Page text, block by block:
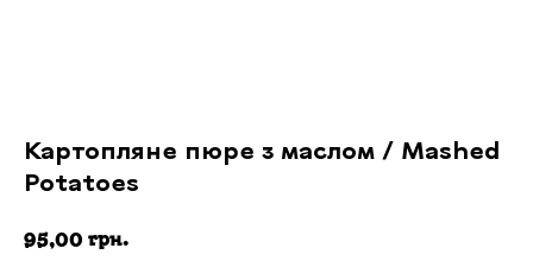
Картопляне пюре з маслом / Mashed
Potatoes
95,00 грн.